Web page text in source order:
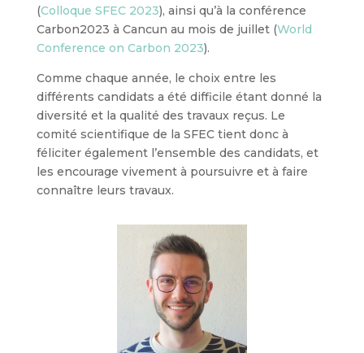
(Colloque SFEC 2023), ainsi qu’à la conférence
Carbon2023 à Cancun au mois de juillet (World
Conference on Carbon 2023).
Comme chaque année, le choix entre les
différents candidats a été difficile étant donné la
diversité et la qualité des travaux reçus. Le
comité scientifique de la SFEC tient donc à
féliciter également l’ensemble des candidats, et
les encourage vivement à poursuivre et à faire
connaître leurs travaux.